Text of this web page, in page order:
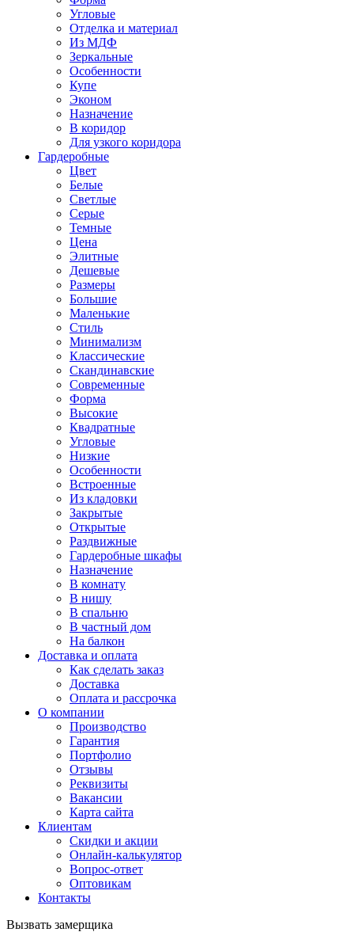
Угловые
Отделка и материал
Из МДФ
Зеркальные
Особенности
Купе
Эконом
Назначение
В коридор
Для узкого коридора
Гардеробные
Цвет
Белые
Светлые
Серые
Темные
Цена
Элитные
Дешевые
Размеры
Большие
Маленькие
Стиль
Минимализм
Классические
Скандинавские
Современные
Форма
Высокие
Квадратные
Угловые
Низкие
Особенности
Встроенные
Из кладовки
Закрытые
Открытые
Раздвижные
Гардеробные шкафы
Назначение
В комнату
В нишу
В спальню
В частный дом
На балкон
Доставка и оплата
Как сделать заказ
Доставка
Оплата и рассрочка
О компании
Производство
Гарантия
Портфолио
Отзывы
Реквизиты
Вакансии
Карта сайта
Клиентам
Скидки и акции
Онлайн-калькулятор
Вопрос-ответ
Оптовикам
Контакты
Вызвать замерщика